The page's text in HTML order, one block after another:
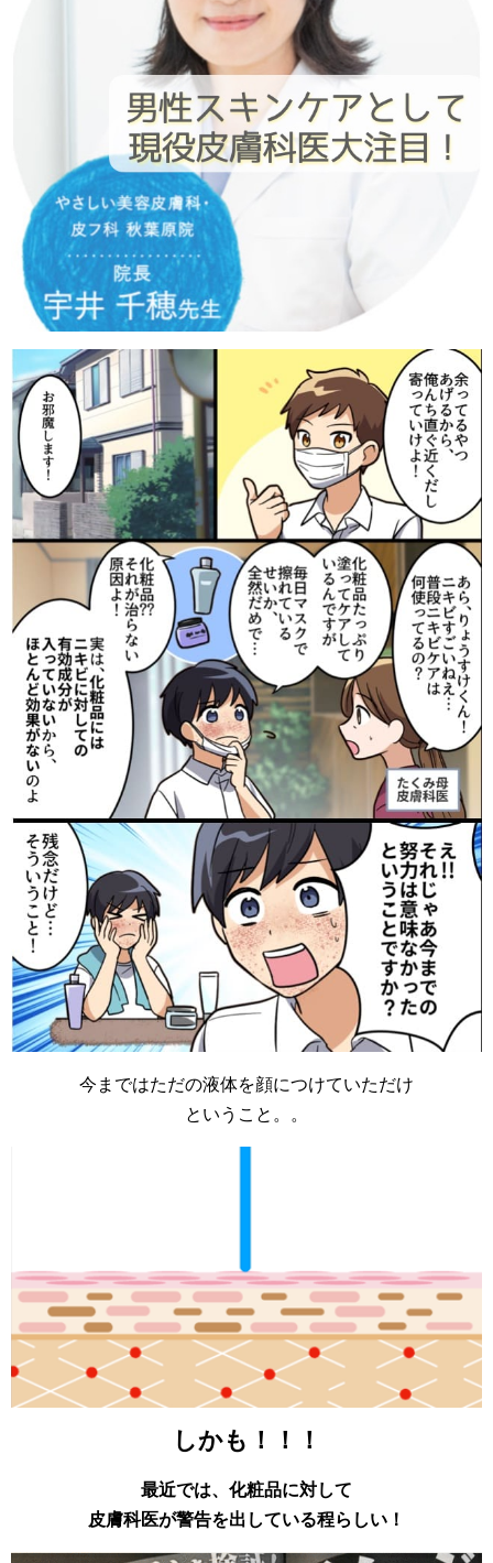
今まではただの液体を顔につけていただけ
ということ。。
しかも！！！
最近では、化粧品に対して
皮膚科医が警告を出している程らしい！